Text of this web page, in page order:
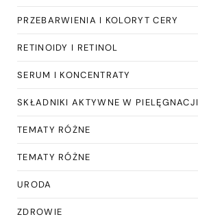
PRZEBARWIENIA I KOLORYT CERY
RETINOIDY I RETINOL
SERUM I KONCENTRATY
SKŁADNIKI AKTYWNE W PIELĘGNACJI
TEMATY RÓŻNE
TEMATY RÓŻNE
URODA
ZDROWIE